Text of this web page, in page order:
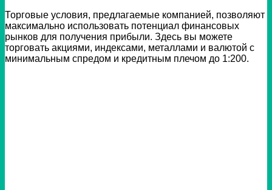
Торговые условия, предлагаемые компанией, позволяют
максимально использовать потенциал финансовых
рынков для получения прибыли. Здесь вы можете
торговать акциями, индексами, металлами и валютой с
минимальным спредом и кредитным плечом до 1:200.